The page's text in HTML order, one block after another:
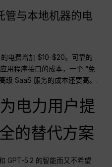
管与本地机器的电
电费增加 $10-$20。可靠的
用程序接口的成本，一个 “免
级 SaaS 服务的成本还要高。.
电力用户提
的替代方案
GPT-5.2 的智能而又不希望